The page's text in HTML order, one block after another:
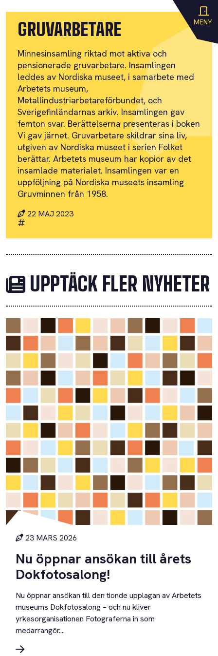
MENY
GRUVARBETARE
Minnesinsamling riktad mot aktiva och
pensionerade gruvarbetare. Insamlingen
leddes av Nordiska museet, i samarbete med
Arbetets museum,
Metallindustriarbetareförbundet, och
Sverigefinländarnas arkiv. Insamlingen gav
femton svar. Berättelserna presenteras i boken
Vi gav järnet. Gruvarbetare skildrar sina liv,
utgiven av Nordiska museet i serien Folket
berättar. Arbetets museum har kopior av det
insamlade materialet. Insamlingen var en
uppföljning på Nordiska museets insamling
Gruvminnen från 1958.
22 MAJ 2023
UPPTÄCK FLER NYHETER
23 MARS 2026
Nu öppnar ansökan till årets
Dokfotosalong!
Nu öppnar ansökan till den tionde upplagan av Arbetets
museums Dokfotosalong – och nu kliver
yrkesorganisationen Fotograferna in som
medarrangör....